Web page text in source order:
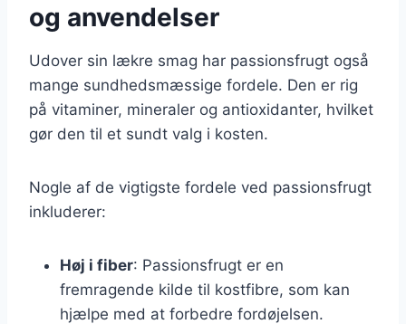
og anvendelser
Udover sin lækre smag har passionsfrugt også
mange sundhedsmæssige fordele. Den er rig
på vitaminer, mineraler og antioxidanter, hvilket
gør den til et sundt valg i kosten.
Nogle af de vigtigste fordele ved passionsfrugt
inkluderer:
Høj i fiber: Passionsfrugt er en
fremragende kilde til kostfibre, som kan
hjælpe med at forbedre fordøjelsen.